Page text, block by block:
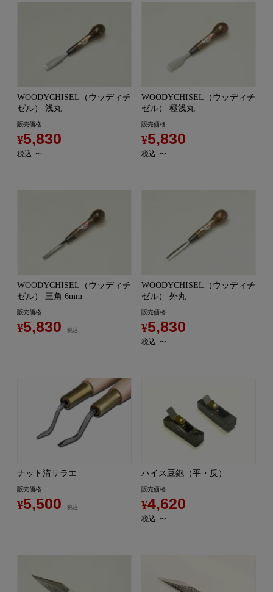
WOODYCHISEL（ウッディチ
ゼル） 浅丸
販売価格
¥5,830
税込 〜
WOODYCHISEL（ウッディチ
ゼル） 極浅丸
販売価格
¥5,830
税込 〜
WOODYCHISEL（ウッディチ
ゼル） 三角 6mm
販売価格
¥5,830 税込
WOODYCHISEL（ウッディチ
ゼル） 外丸
販売価格
¥5,830
税込 〜
ナット溝サラエ
販売価格
¥5,500 税込
ハイス豆鉋（平・反）
販売価格
¥4,620
税込 〜